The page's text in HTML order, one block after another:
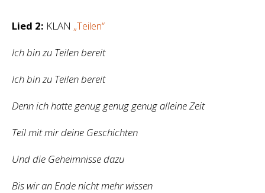
Lied 2: KLAN „Teilen“
Ich bin zu Teilen bereit
Ich bin zu Teilen bereit
Denn ich hatte genug genug genug alleine Zeit
Teil mit mir deine Geschichten
Und die Geheimnisse dazu
Bis wir an Ende nicht mehr wissen